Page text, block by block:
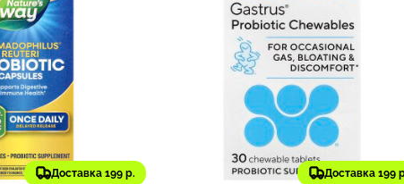
Доставка 199 р. Доставка 199